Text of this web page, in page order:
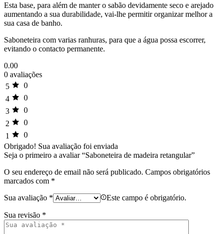
Esta base, para além de manter o sabão devidamente seco e arejado
aumentando a sua durabilidade, vai-lhe permitir organizar melhor a
sua casa de banho.
Saboneteira com varias ranhuras, para que a água possa escorrer,
evitando o contacto permanente.
0.00
0 avaliações
5
0
4
0
3
0
2
0
1
0
Obrigado! Sua avaliação foi enviada
Seja o primeiro a avaliar “Saboneteira de madeira retangular”
O seu endereço de email não será publicado. Campos obrigatórios
marcados com *
Sua avaliação * Este campo é obrigatório.
Sua revisão *